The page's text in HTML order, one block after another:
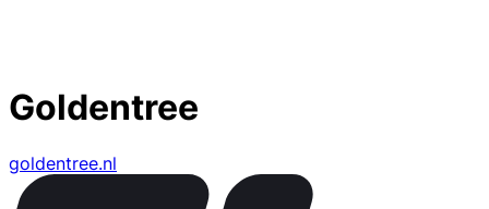
Goldentree
goldentree.nl